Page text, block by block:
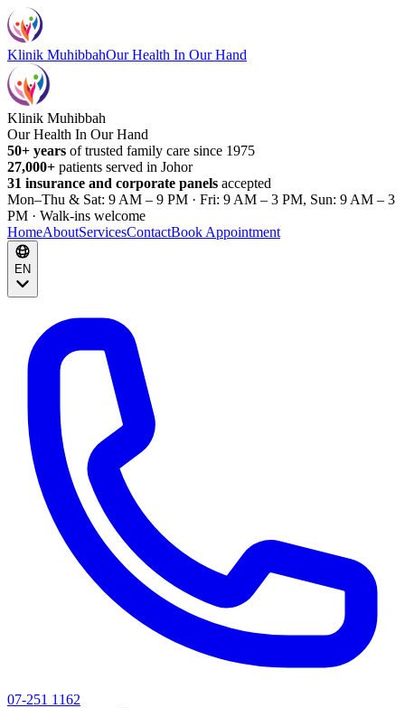
Klinik MuhibbahOur Health In Our Hand
Klinik Muhibbah
Our Health In Our Hand
50+ years of trusted family care since 1975
27,000+ patients served in Johor
31 insurance and corporate panels accepted
Mon–Thu & Sat: 9 AM – 9 PM · Fri: 9 AM – 3 PM, Sun: 9 AM – 3
PM · Walk-ins welcome
HomeAboutServicesContactBook Appointment
EN
07-251 1162